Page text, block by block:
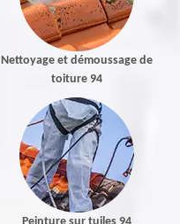
Nettoyage et démoussage de
toiture 94